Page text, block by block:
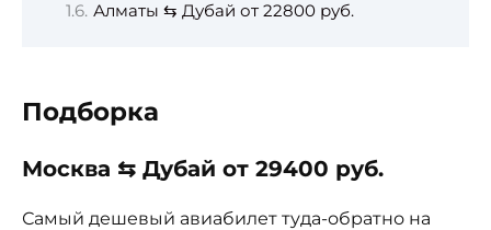
Алматы ⇆ Дубай от 22800 руб.
Подборка
Москва ⇆ Дубай от 29400 руб.
Самый дешевый авиабилет туда-обратно на